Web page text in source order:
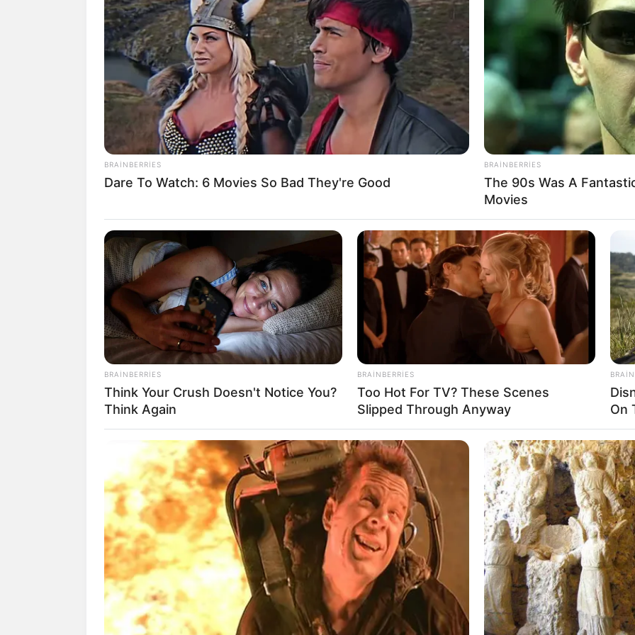
09:04 / 27 İyul 2026
"Reuters": Müharibə Qırmızı
dənizdən Xəzər dənizinə keçir
185 0 0
13:40 / 26 İyul 2026 DÜNYA
200-dən çox Amerika
hərbçisi məhv edilib
210 0
13:25 / 26 İyul 2026 DÜNYA
Tramp İranı hədələyib
198 0 0
23:29 / 25 İyul 2026
ABŞ-dən Türkiyəyərədd cavabı
169 0 0
BRAINBERRIES
Dare To Watch: 6 Movies So Bad They're Good
BRAINBERRIES
The 90s Was A
Movies
BRAINBERRIES
Think Your Crush Doesn't Notice You?
Think Again
BRAINBERRIES
Too Hot For TV? These Scenes
Slipped Through Anyway
On